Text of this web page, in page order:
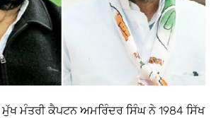
ਮੰਤਰੀ ਕੈਪਟਨ ਅਮਰਿੰਦਰ ਸਿੰਘ ਨੇ 1984 ਸਿੱਖ